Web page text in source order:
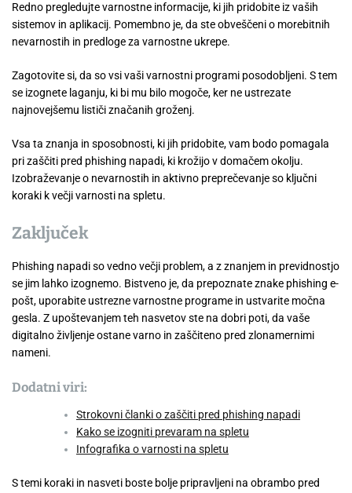
Redno pregledujte varnostne informacije, ki jih pridobite iz vaših
sistemov in aplikacij. Pomembno je, da ste obveščeni o morebitnih
nevarnostih in predloge za varnostne ukrepe.
Zagotovite si, da so vsi vaši varnostni programi posodobljeni. S tem
se izognete laganju, ki bi mu bilo mogoče, ker ne ustrezate
najnovejšemu lističi značanih groženj.
Vsa ta znanja in sposobnosti, ki jih pridobite, vam bodo pomagala
pri zaščiti pred phishing napadi, ki krožijo v domačem okolju.
Izobraževanje o nevarnostih in aktivno preprečevanje so ključni
koraki k večji varnosti na spletu.
Zaključek
Phishing napadi so vedno večji problem, a z znanjem in previdnostjo
se jim lahko izognemo. Bistveno je, da prepoznate znake phishing e-
pošt, uporabite ustrezne varnostne programe in ustvarite močna
gesla. Z upoštevanjem teh nasvetov ste na dobri poti, da vaše
digitalno življenje ostane varno in zaščiteno pred zlonamernimi
nameni.
Dodatni viri:
Strokovni članki o zaščiti pred phishing napadi
Kako se izogniti prevaram na spletu
Infografika o varnosti na spletu
S temi koraki in nasveti boste bolje pripravljeni na obrambo pred